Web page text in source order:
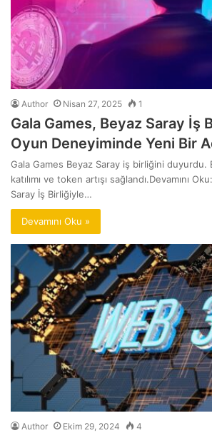
Author Nisan 27, 2025 1
Gala Games, Beyaz Saray İş
Oyun Deneyiminde Yeni Bir
Gala Games Beyaz Saray iş birliğini duyurdu.
katılımı ve token artışı sağlandı.Devamını
Saray İş Birliğiyle…
Devamını Oku »
Author Ekim 29, 2024 4